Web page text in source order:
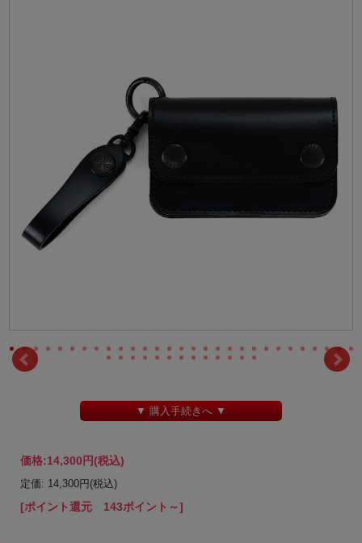
▼ 購入手続きへ ▼
価格:14,300円(税込)
定価: 14,300円(税込)
[ポイント還元 143ポイント～]